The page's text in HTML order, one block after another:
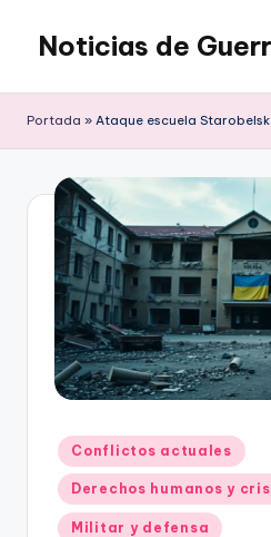
Saltar
contenido
Noticias de
Portada » Ataque escuela
Publicado
en
Conflictos actuales
Derechos humanos y
Militar y defensa